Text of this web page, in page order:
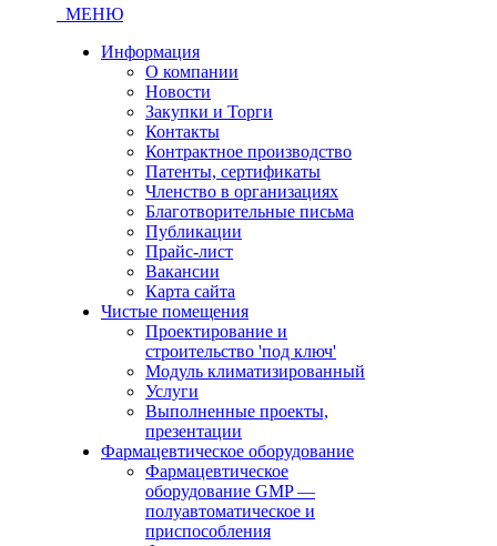
МЕНЮ
Информация
О компании
Новости
Закупки и Торги
Контакты
Контрактное производство
Патенты, сертификаты
Членство в организациях
Благотворительные письма
Публикации
Прайс-лист
Вакансии
Карта сайта
Чистые помещения
Проектирование и
строительство 'под ключ'
Модуль климатизированный
Услуги
Выполненные проекты,
презентации
Фармацевтическое оборудование
Фармацевтическое
оборудование GMP —
полуавтоматическое и
приспособления